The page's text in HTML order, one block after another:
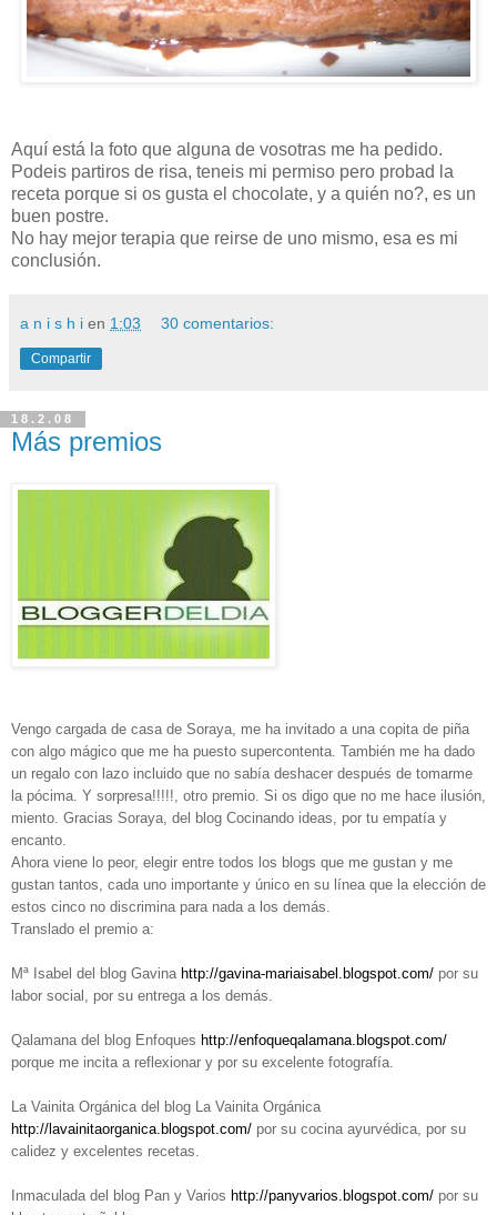
Aquí está la foto que alguna de vosotras me ha pedido.
Podeis partiros de risa, teneis mi permiso pero probad la
receta porque si os gusta el chocolate, y a quién no?, es un
buen postre.
No hay mejor terapia que reirse de uno mismo, esa es mi
conclusión.
a n i s h i en 1:03 30 comentarios:
Compartir
18.2.08
Más premios
Vengo cargada de casa de Soraya, me ha invitado a una copita de piña
con algo mágico que me ha puesto supercontenta. También me ha dado
un regalo con lazo incluido que no sabía deshacer después de tomarme
la pócima. Y sorpresa!!!!!, otro premio. Si os digo que no me hace ilusión,
miento. Gracias Soraya, del blog Cocinando ideas, por tu empatía y
encanto.
Ahora viene lo peor, elegir entre todos los blogs que me gustan y me
gustan tantos, cada uno importante y único en su línea que la elección de
estos cinco no discrimina para nada a los demás.
Translado el premio a:
Mª Isabel del blog Gavina http://gavina-mariaisabel.blogspot.com/ por su
labor social, por su entrega a los demás.
Qalamana del blog Enfoques http://enfoqueqalamana.blogspot.com/
porque me incita a reflexionar y por su excelente fotografía.
La Vainita Orgánica del blog La Vainita Orgánica
http://lavainitaorganica.blogspot.com/ por su cocina ayurvédica, por su
calidez y excelentes recetas.
Inmaculada del blog Pan y Varios http://panyvarios.blogspot.com/ por su